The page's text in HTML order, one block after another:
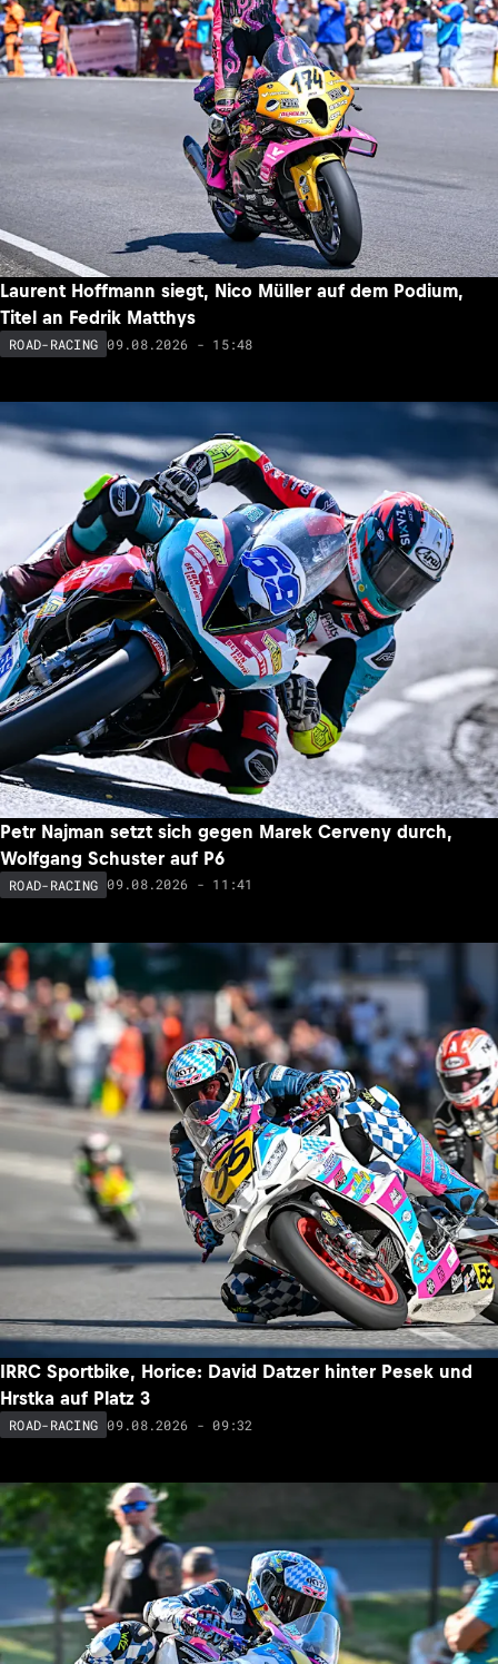
Laurent Hoffmann siegt, Nico Müller auf dem Podium,
Titel an Fedrik Matthys
ROAD-RACING 09.08.2026 - 15:48
Petr Najman setzt sich gegen Marek Cerveny durch,
Wolfgang Schuster auf P6
ROAD-RACING 09.08.2026 - 11:41
IRRC Sportbike, Horice: David Datzer hinter Pesek und
Hrstka auf Platz 3
ROAD-RACING 09.08.2026 - 09:32